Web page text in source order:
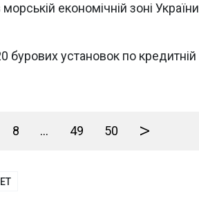
економічній зоні України
бурових установок по кредитній
8 ... 49 50 >